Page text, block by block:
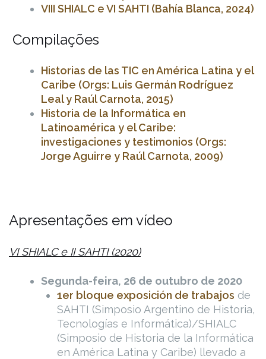
VIII SHIALC e VI SAHTI (Bahía Blanca, 2024)
Compilações
Historias de las TIC en América Latina y el
Caribe (Orgs: Luis Germán Rodríguez
Leal y Raúl Carnota, 2015)
Historia de la Informática en
Latinoamérica y el Caribe:
investigaciones y testimonios (Orgs:
Jorge Aguirre y Raúl Carnota, 2009)
Apresentações em vídeo
VI SHIALC e II SAHTI (2020)
Segunda-feira, 26 de outubro de 2020
1er bloque exposición de trabajos de
SAHTI (Simposio Argentino de Historia,
Tecnologías e Informática)/SHIALC
(Simposio de Historia de la Informática
en América Latina y Caribe) llevado a